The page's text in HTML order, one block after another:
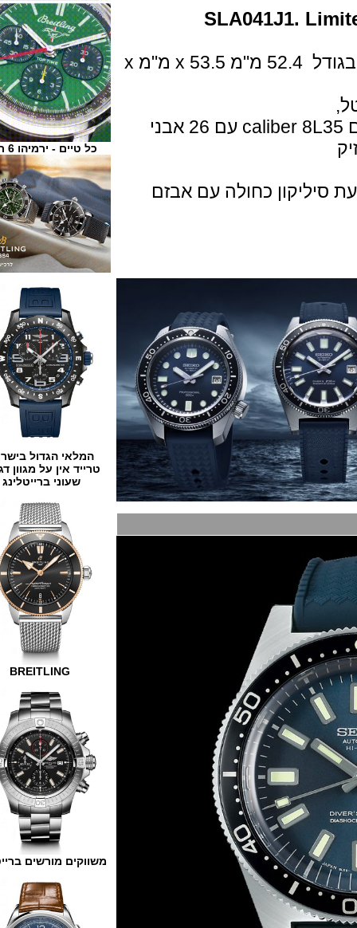
SLA041J1.
גוף השעון בנוי טיטניום,משולב פלדה בגודל 52.4 מ"מ x 53.5 מ"מ x
המנגנון מכני אוטומטי ביצור עצמי דגם caliber 8L35 עם 26 אבני
כחולה עם אבזם
כל טיים - ירמיהו 6 ת"א
המלאי הגדול בישראל
טרייד אין על מגוון דגמים
שעוני ברייטלינג
BREITLING
משווקים מורשים ברייטלינג